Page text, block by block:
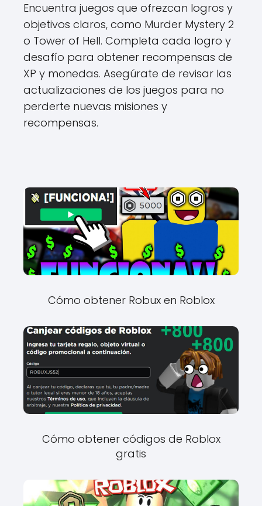
Encuentra juegos que ofrezcan logros y
objetivos claros, como Murder Mystery 2
o Tower of Hell. Completa cada logro y
desafío para obtener recompensas de
XP y monedas. Asegúrate de revisar las
actualizaciones de los juegos para no
perderte nuevas misiones y
recompensas.
Cómo obtener Robux en Roblox
Cómo obtener códigos de Roblox
gratis